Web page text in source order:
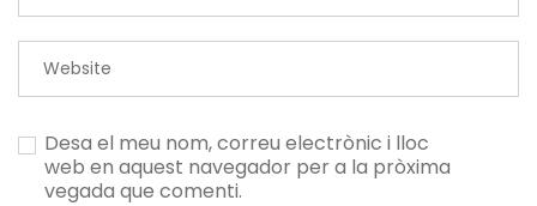
Desa el meu nom, correu electrònic i lloc
web en aquest navegador per a la pròxima
vegada que comenti.